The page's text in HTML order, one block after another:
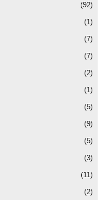
(92)
(1)
(7)
(7)
(2)
(1)
(5)
(9)
(5)
(3)
(11)
(2)